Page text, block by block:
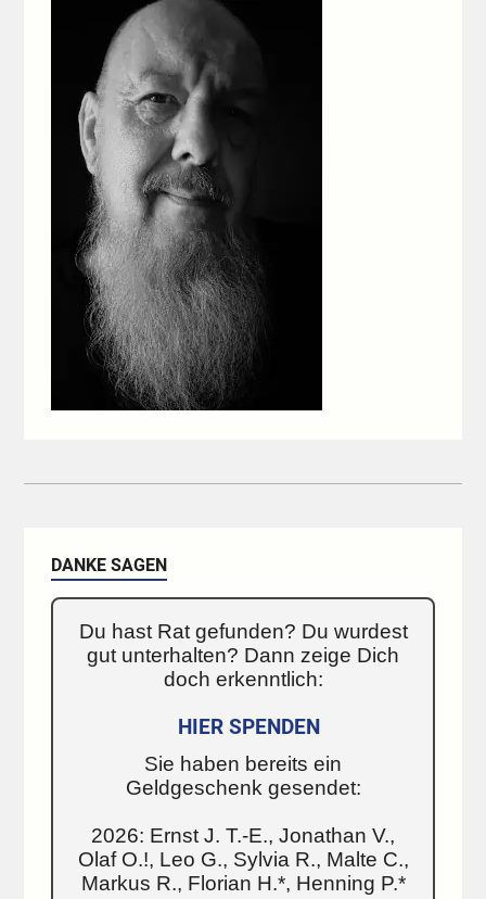
DANKE SAGEN
Du hast Rat gefunden? Du wurdest
gut unterhalten? Dann zeige Dich
doch erkenntlich:
HIER SPENDEN
Sie haben bereits ein
Geldgeschenk gesendet:
2026: Ernst J. T.-E., Jonathan V.,
Olaf O.!, Leo G., Sylvia R., Malte C.,
Markus R., Florian H.*, Henning P.*